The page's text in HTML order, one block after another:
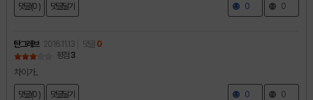
댓글(0 ) 댓글달기 0 0
탄그레브 2016.11.13 댓글 0
평점 3
차이가..
댓글(0 ) 댓글달기 0 0